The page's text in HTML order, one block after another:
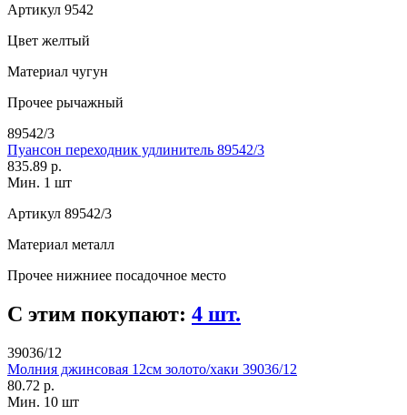
Артикул 9542
Цвет желтый
Материал чугун
Прочее рычажный
89542/3
Пуансон переходник удлинитель 89542/3
835.89 р.
Мин. 1 шт
Артикул 89542/3
Материал металл
Прочее нижниее посадочное место
С этим покупают: 4 шт.
39036/12
Молния джинсовая 12см золото/хаки 39036/12
80.72 р.
Мин. 10 шт